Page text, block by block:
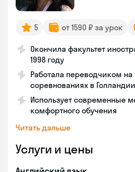
5 от 1590 ₽ за урок
Окончила факультет
1998 году
Работала переводчиком
соревнованиях в
Использует современные
комфортного обучения
Читать дальше
Услуги и цены